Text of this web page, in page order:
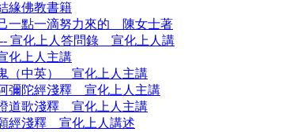
緣佛教書籍
一點一滴努力來的 陳女士著
宣化上人答問錄 宣化上人講
化上人主講
（中英） 宣化上人主講
彌陀經淺釋 宣化上人主講
道歌淺釋 宣化上人主講
經淺釋 宣化上人講述